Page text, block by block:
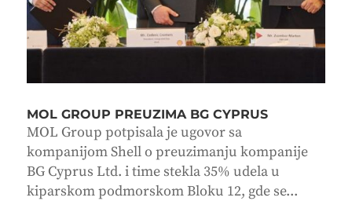
MOL GROUP PREUZIMA BG CYPRUS
MOL Group potpisala je ugovor sa
kompanijom Shell o preuzimanju kompanije
BG Cyprus Ltd. i time stekla 35% udela u
kiparskom podmorskom Bloku 12, gde se...